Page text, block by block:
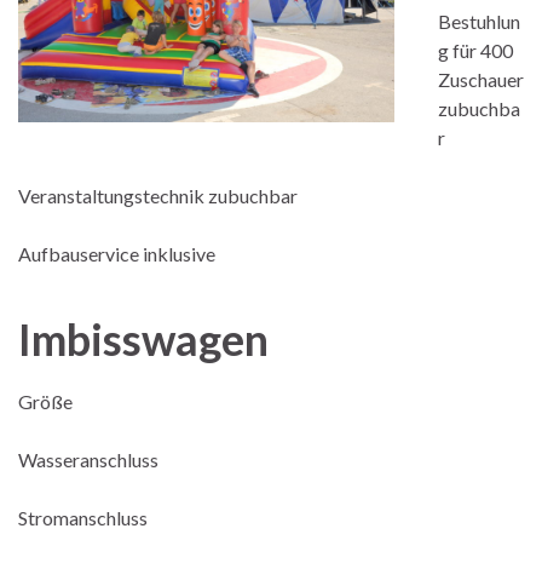
Bestuhlun
g für 400
Zuschauer
zubuchba
r
Veranstaltungstechnik zubuchbar
Aufbauservice inklusive
Imbisswagen
Größe
Wasseranschluss
Stromanschluss